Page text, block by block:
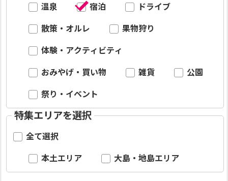
温泉 宿泊 ドライブ
散策・オルレ 果物狩り
体験・アクティビティ
おみやげ・買い物 雑貨 公園
祭り・イベント
特集エリアを選択
全て選択
本土エリア 大島・地島エリア